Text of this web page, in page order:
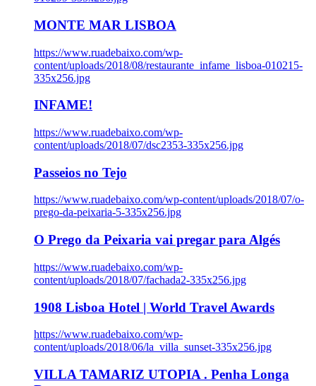
MONTE MAR LISBOA
https://www.ruadebaixo.com/wp-
content/uploads/2018/08/restaurante_infame_lisboa-010215-
335x256.jpg
INFAME!
https://www.ruadebaixo.com/wp-
content/uploads/2018/07/dsc2353-335x256.jpg
Passeios no Tejo
https://www.ruadebaixo.com/wp-content/uploads/2018/07/o-
prego-da-peixaria-5-335x256.jpg
O Prego da Peixaria vai pregar para Algés
https://www.ruadebaixo.com/wp-
content/uploads/2018/07/fachada2-335x256.jpg
1908 Lisboa Hotel | World Travel Awards
https://www.ruadebaixo.com/wp-
content/uploads/2018/06/la_villa_sunset-335x256.jpg
VILLA TAMARIZ UTOPIA . Penha Longa